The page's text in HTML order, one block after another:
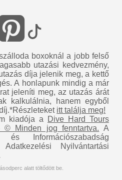
boxoknál a jobb felső
utazási kedvezmény,
díja jelenik meg, a kettő
A honlapunk mindig a már
jeleníti meg, az utazás árát
kalkulálnia, hanem egyből
itt találja meg!
kiadója a
Dive Hard Tours
© Minden jog fenntartva. A
és Információszabadság
Nyilvántartási
alatt töltődött be.